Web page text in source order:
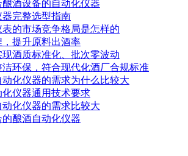
酒设备的自动化仪器
完整选型指南
的市场竞争格局是怎样的
，提升原料出酒率
酒质标准化、批次零波动
环保，符合现代化酒厂合规标准
化仪器的需求为什么比较大
仪器通用技术要求
化仪器的需求比较大
酿酒自动化仪器